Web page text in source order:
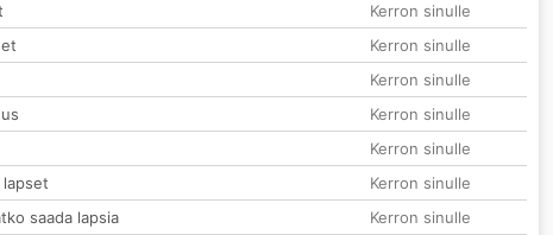
Kerron sinulle
Kerron sinulle
Kerron sinulle
Kerron sinulle
Kerron sinulle
Kerron sinulle
saada lapsia
Kerron sinulle